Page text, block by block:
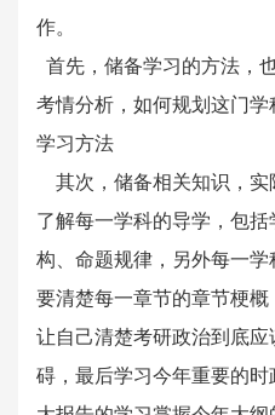
作。
首先，储备学习的方法，
考情分析，如何规划这门
学习方法
其次，储备相关知识，实
了解每一学科的导学，包
构、命题规律，另外每一
要清楚每一章节的章节梗
让自己清楚考研政治到底
碍，最后学习今年重要的